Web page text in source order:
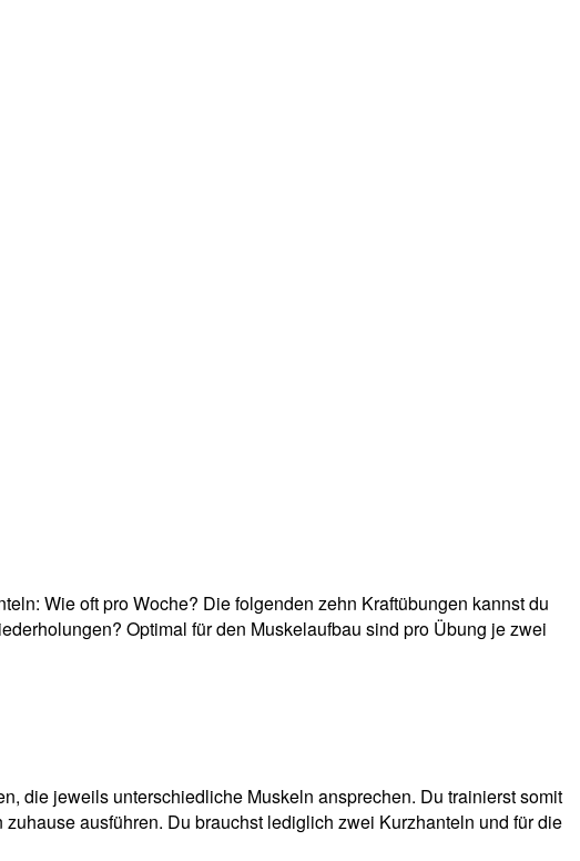
Wie oft pro Woche? Die folgenden zehn Kraftübungen kannst du
Optimal für den Muskelaufbau sind pro Übung je zwei
die jeweils unterschiedliche Muskeln ansprechen. Du trainierst somit
ausführen. Du brauchst lediglich zwei Kurzhanteln und für die